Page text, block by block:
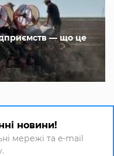
— що це
новини!
мережі та e-mail